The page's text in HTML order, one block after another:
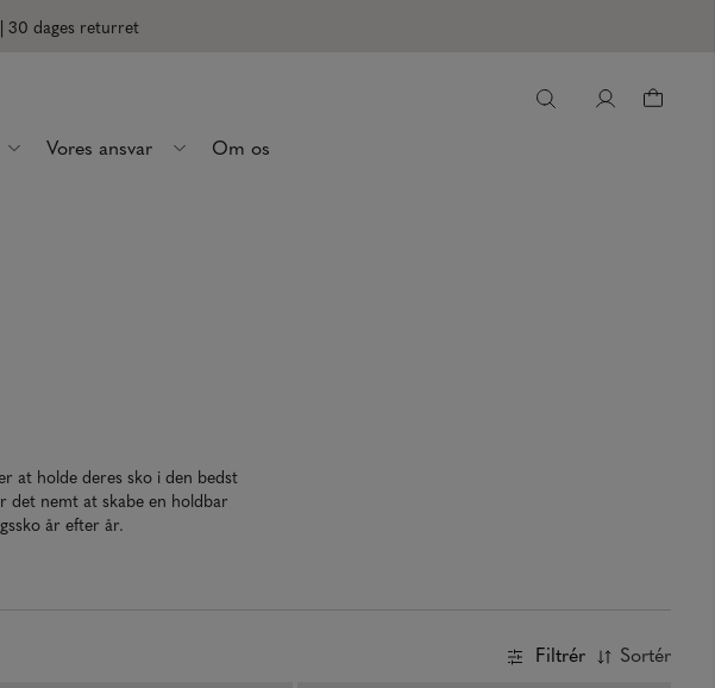
| 30 dages returret
Vores ansvar Om os
at holde deres sko i den bedst
nemt at skabe en holdbar
år efter år.
Filtrér Sortér